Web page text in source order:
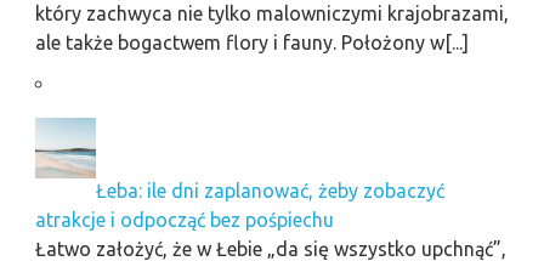
który zachwyca nie tylko malowniczymi krajobrazami,
ale także bogactwem flory i fauny. Położony w[...]
Łeba: ile dni zaplanować, żeby zobaczyć
atrakcje i odpocząć bez pośpiechu
Łatwo założyć, że w Łebie „da się wszystko upchnąć”,